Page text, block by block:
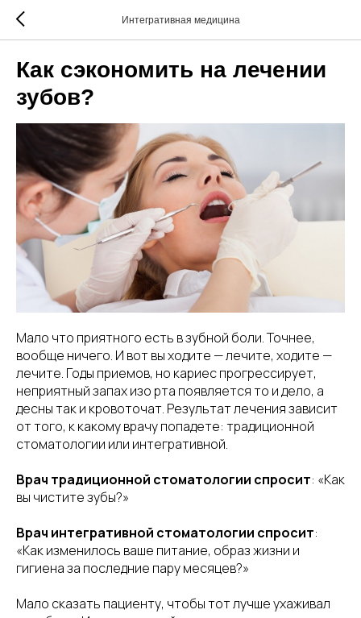
Интегративная медицина
Как сэкономить на лечении
зубов?
Мало что приятного есть в зубной боли. Точнее,
вообще ничего. И вот вы ходите — лечите, ходите —
лечите. Годы приемов, но кариес прогрессирует,
неприятный запах изо рта появляется то и дело, а
десны так и кровоточат. Результат лечения зависит
от того, к какому врачу попадете: традиционной
стоматологии или интегративной.
Врач традиционной стоматологии спросит: «Как
вы чистите зубы?»
Врач интегративной стоматологии спросит:
«Как изменилось ваше питание, образ жизни и
гигиена за последние пару месяцев?»
Мало сказать пациенту, чтобы тот лучше ухаживал